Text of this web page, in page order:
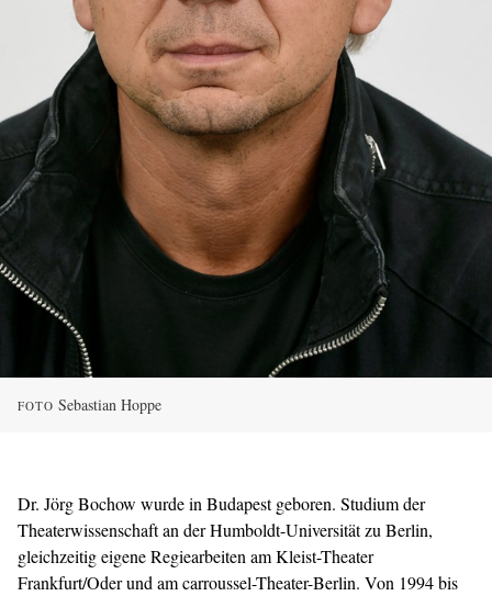
FOTO Sebastian Hoppe
Dr. Jörg Bochow wurde in Budapest geboren. Studium der
Theaterwissenschaft an der Humboldt-Universität zu Berlin,
gleichzeitig eigene Regiearbeiten am Kleist-Theater
Frankfurt/Oder und am carroussel-Theater-Berlin. Von 1994 bis